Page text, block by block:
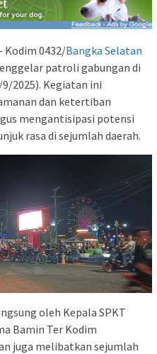
Kodim 0432/Bangka Selatan
patroli gabungan di
2025). Kegiatan ini
dan ketertiban
mengantisipasi potensi
rasa di sejumlah daerah.
oleh Kepala SPKT
Bamin Ter Kodim
juga melibatkan sejumlah